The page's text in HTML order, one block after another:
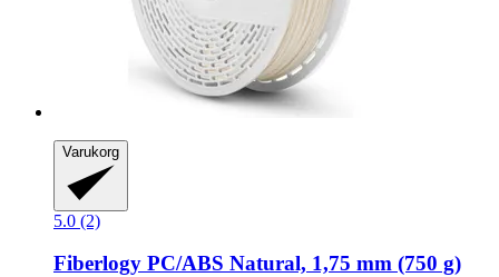
Varukorg
5.0 (2)
Fiberlogy PC/ABS Natural, 1,75 mm (750 g)